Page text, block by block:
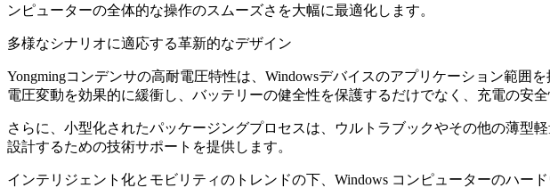
ンピューターの全体的な操作のスムーズさを大幅に最適化します。
多様なシナリオに適応する革新的なデザイン
Yongmingコンデンサの高耐電圧特性は、Windowsデバイスのアプリケーション範
電圧変動を効果的に緩衝し、バッテリーの健全性を保護するだけでなく、充電の安全
さらに、小型化されたパッケージングプロセスは、ウルトラブックやその他の薄型
設計するための技術サポートを提供します。
インテリジェント化とモビリティのトレンドの下、Windows コンピューターのハー